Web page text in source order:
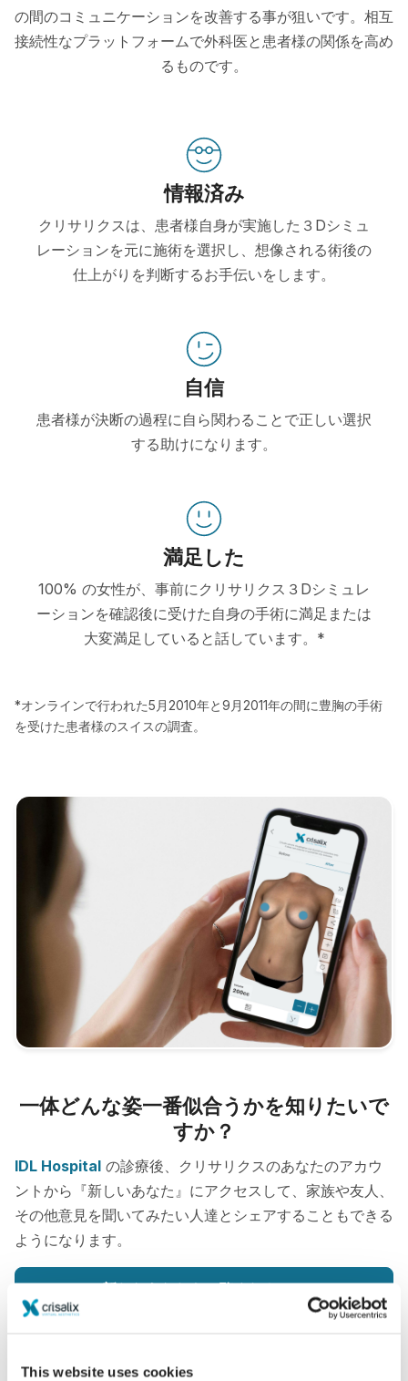
This website uses cookies
の間のコミュニケーションを改善する事が狙いです。相互
接続性なプラットフォームで外科医と患者様の関係を高め
るものです。
情報済み
クリサリクスは、患者様自身が実施した３Dシミュ
レーションを元に施術を選択し、想像される術後の
仕上がりを判断するお手伝いをします。
自信
患者様が決断の過程に自ら関わることで正しい選択
する助けになります。
満足した
100% の女性が、事前にクリサリクス３Dシミュレ
ーションを確認後に受けた自身の手術に満足または
大変満足していると話しています。*
*オンラインで行われた5月2010年と9月2011年の間に豊胸の手術
を受けた患者様のスイスの調査。
一体どんな姿一番似合うかを知りたいで
すか？
IDL Hospital の診療後、クリサリクスのあなたのアカウ
ントから『新しいあなた』にアクセスして、家族や友人、
その他意見を聞いてみたい人達とシェアすることもできる
ようになります。
新たなあなたをご覧ください！